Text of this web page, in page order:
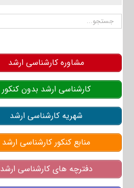
جستجو
مشاوره کارشناسی ارشد
کارشناسی ارشد بدون کنکور
شهریه کارشناسی ارشد
منابع کنکور کارشناسی ارشد
دفترچه های کارشناسی ارشد